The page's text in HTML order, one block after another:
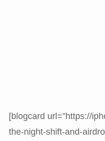
[blogcard url=”https://
the-night-shift-and-